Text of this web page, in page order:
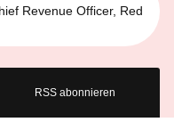
Revenue Officer, Red
RSS abonnieren